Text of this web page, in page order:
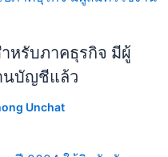
หรับภาคธุรกิจ มีผู้
นบัญชีแล้ว
Unchat